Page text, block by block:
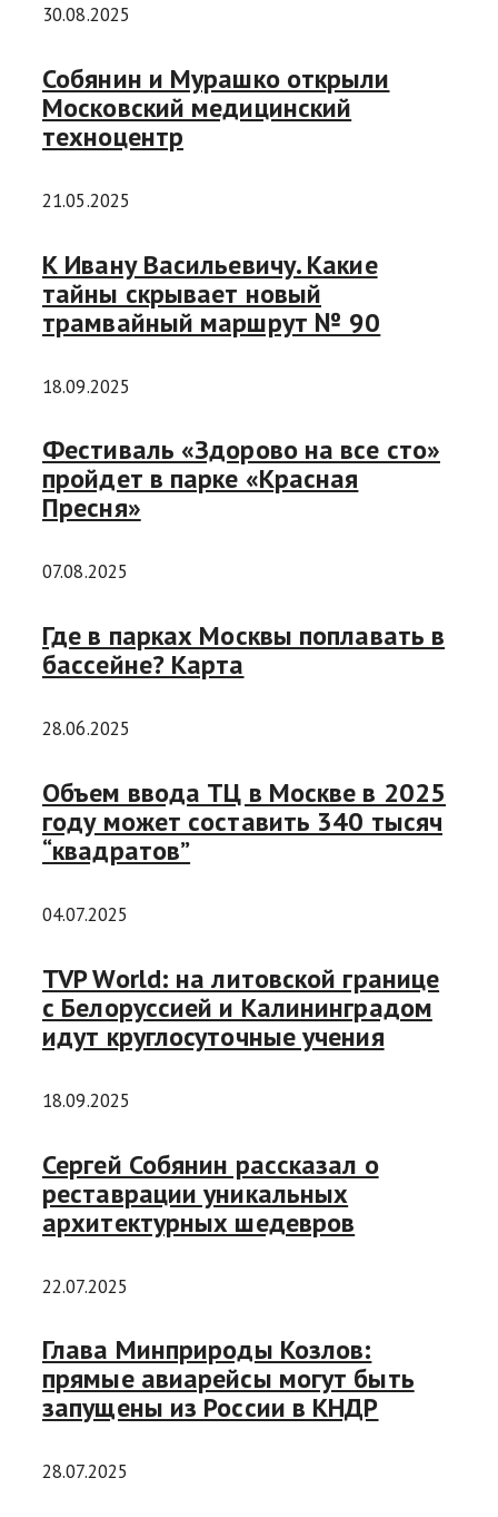
30.08.2025
Собянин и Мурашко открыли
Московский медицинский
техноцентр
21.05.2025
К Ивану Васильевичу. Какие
тайны скрывает новый
трамвайный маршрут № 90
18.09.2025
Фестиваль «Здорово на все сто»
пройдет в парке «Красная
Пресня»
07.08.2025
Где в парках Москвы поплавать в
бассейне? Карта
28.06.2025
Объем ввода ТЦ в Москве в 2025
году может составить 340 тысяч
“квадратов”
04.07.2025
TVP World: на литовской границе
с Белоруссией и Калининградом
идут круглосуточные учения
18.09.2025
Сергей Собянин рассказал о
реставрации уникальных
архитектурных шедевров
22.07.2025
Глава Минприроды Козлов:
прямые авиарейсы могут быть
запущены из России в КНДР
28.07.2025